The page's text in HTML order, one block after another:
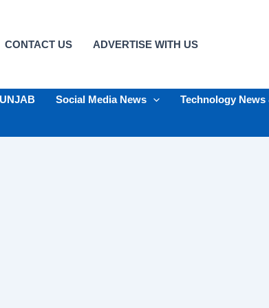
CONTACT US ADVERTISE WITH US
Social Media News Technology News